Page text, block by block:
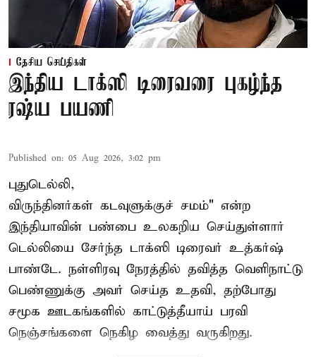
தேசிய செய்திகள்
இந்திய டாக்ஸி டிரைவரை புகழ்ந்த
ரஷ்ய பயணி
Published on: 05 Aug 2026, 3:02 pm
புதுடெல்லி,
விருந்தினர்கள் கடவுளுக்குச் சமம்" என்ற
இந்தியாவின் பண்பை உலகறிய செய்துள்ளார்
டெல்லியை சேர்ந்த டாக்ஸி டிரைவர் உத்கர்ஷ்
பாண்டே. நள்ளிரவு நேரத்தில் தவித்த வெளிநாட்டு
பெண்ணுக்கு அவர் செய்த உதவி, தற்போது
சமூக ஊடகங்களில் காட்டுத்தீயாய் பரவி
நெஞ்சங்களை நெகிழ வைத்து வருகிறது.